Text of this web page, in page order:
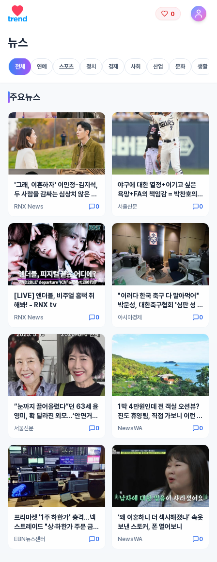
0
뉴스
전체 연예 스포츠 정치 경제 사회 산업 문화 생활
주요뉴스
'그래, 이혼하자' 이민정-김지석,
두 사람을 감싸는 심상치 않은 분
위기! 위기의 부부 투샷 스틸 공
RNX News 0
야구에 대한 열정+이기고 싶은
욕망+FA의 책임감 = 박찬호의
잠 못 드는 밤
서울신문 0
[LIVE] 앤더블, 비주얼 흠뻑 취
해봐! - RNX tv
RNX News 0
"이러다 한국 축구 다 말아먹어"
박문성, 대한축구협회 '심판 성 접
대' 보도에 경악
아시아경제 0
“눈까지 끌어올렸다”던 63세 윤
영미, 확 달라진 외모…‘안면거상
술’ 뭐길래
서울신문 0
1박 4만원인데 전 객실 오션뷰?
진도 휴양림, 직접 가보니 이런 단
점이
NewsWA 0
프리마켓 '1주 하한가' 충격…넥
스트레이드 "상·하한가 주문 금
지"
EBN뉴스센터 0
‘왜 이혼하니 더 섹시해졌냐’ 속옷
보낸 스토커, 폰 열어보니
NewsWA 0